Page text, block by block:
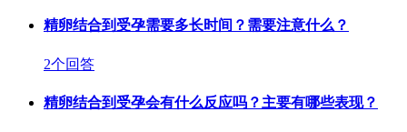
精卵结合到受孕需要多长时间？需要注意什么？
2个回答
精卵结合到受孕会有什么反应吗？主要有哪些表现？